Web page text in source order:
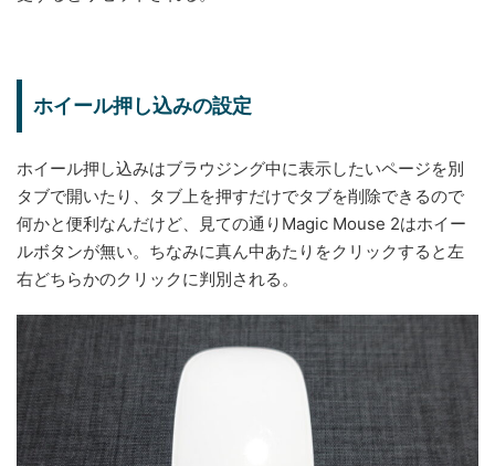
ホイール押し込みの設定
ホイール押し込みはブラウジング中に表示したいページを別
タブで開いたり、タブ上を押すだけでタブを削除できるので
何かと便利なんだけど、見ての通りMagic Mouse 2はホイー
ルボタンが無い。ちなみに真ん中あたりをクリックすると左
右どちらかのクリックに判別される。